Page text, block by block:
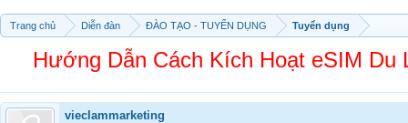
Trang chủ Diễn đàn ĐÀO TẠO - TUYỂN DỤNG Tuyển dụng
Hướng Dẫn Cách Kích Hoạt eSIM
vieclammarketing